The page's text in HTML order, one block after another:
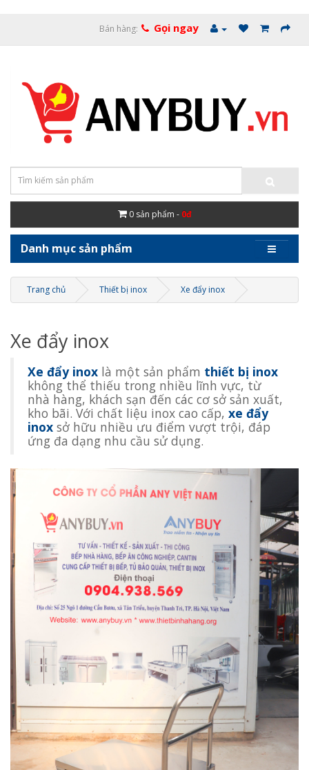
Bán hàng: Gọi ngay
0 sản phẩm - 0đ
Danh mục sản phẩm
Trang chủ Thiết bị inox Xe đẩy inox
Xe đẩy inox
Xe đẩy inox là một sản phẩm thiết bị inox
không thể thiếu trong nhiều lĩnh vực, từ
nhà hàng, khách sạn đến các cơ sở sản xuất,
kho bãi. Với chất liệu inox cao cấp, xe đẩy
inox sở hữu nhiều ưu điểm vượt trội, đáp
ứng đa dạng nhu cầu sử dụng.